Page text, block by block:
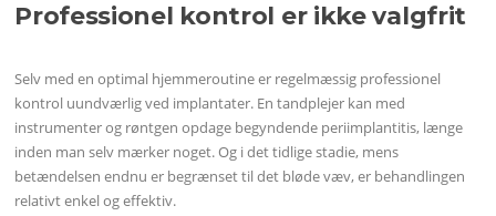
Professionel kontrol er ikke valgfrit
Selv med en optimal hjemmeroutine er regelmæssig professionel
kontrol uundværlig ved implantater. En tandplejer kan med
instrumenter og røntgen opdage begyndende periimplantitis, længe
inden man selv mærker noget. Og i det tidlige stadie, mens
betændelsen endnu er begrænset til det bløde væv, er behandlingen
relativt enkel og effektiv.